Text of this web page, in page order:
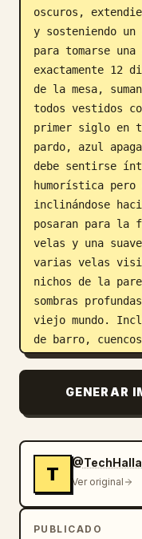
oscuros,
y sosteniendo un
para tomarse
exactamente 12
de la mesa,
todos vestidos
primer siglo en
pardo, azul
debe sentirse
humorística
inclinándose
posaran para
velas y una
varias velas
nichos de la
sombras
viejo mundo.
de barro,
desgarrado y
enlucida
ganchos de
plano medio
cámara del
campo, realismo
tela detalladas,
una rica paleta
GENERAR
T
@TechHalla
Ver original
PUBLICADO